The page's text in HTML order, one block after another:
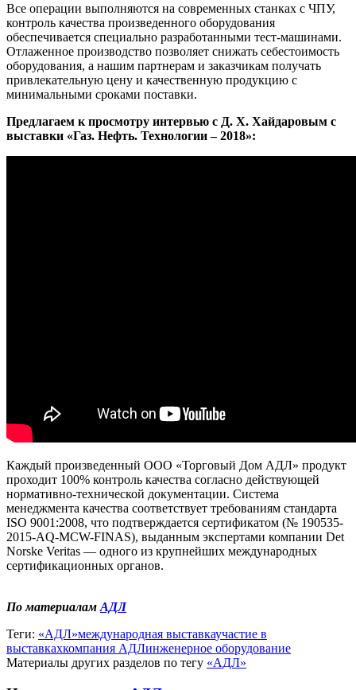
Все операции выполняются на современных станках с ЧПУ,
контроль качества произведенного оборудования
обеспечивается специально разработанными тест-машинами.
Отлаженное производство позволяет снижать себестоимость
оборудования, а нашим партнерам и заказчикам получать
привлекательную цену и качественную продукцию с
минимальными сроками поставки.
Предлагаем к просмотру интервью с Д. Х. Хайдаровым с
выставки «Газ. Нефть. Технологии – 2018»:
Каждый произведенный ООО «Торговый Дом АДЛ» продукт
проходит 100% контроль качества согласно действующей
нормативно-технической документации. Система
менеджмента качества соответствует требованиям стандарта
ISO 9001:2008, что подтверждается сертификатом (№ 190535-
2015-AQ-MCW-FINAS), выданным экспертами компании Det
Norske Veritas — одного из крупнейших международных
сертификационных органов.
По материалам АДЛ
Теги: «АДЛ»международная выставкаучастие в
выставкахкомпания АДЛинженерное оборудование
Материалы других разделов по тегу «АДЛ»